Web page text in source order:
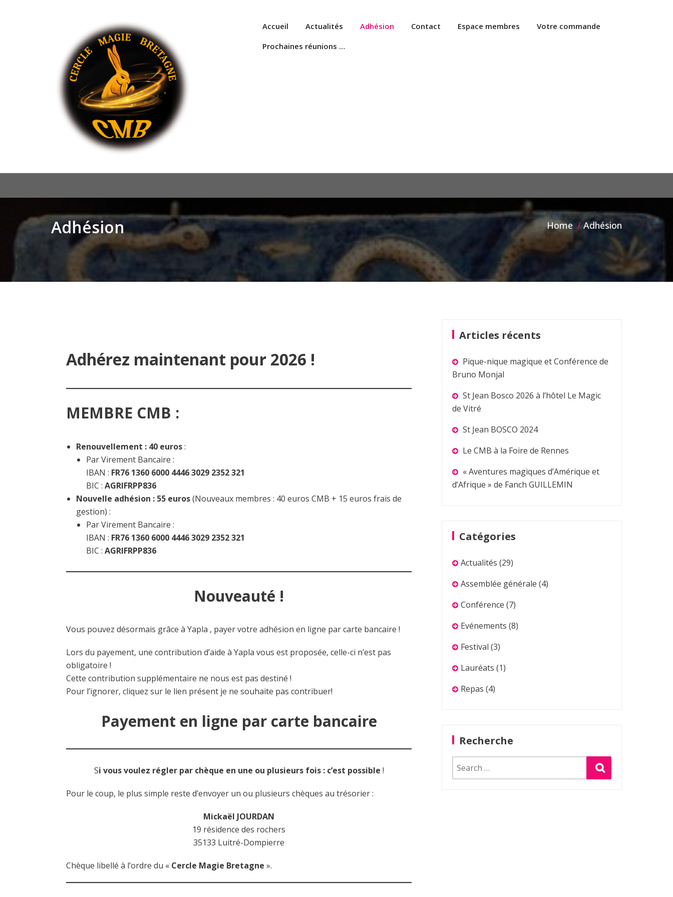
Accueil Actualités Adhésion Contact Espace membres
Votre commande
Prochaines réunions …
Adhésion Home Adhésion
Adhérez maintenant pour 2026 !
MEMBRE CMB :
Renouvellement : 40 euros:
Par Virement Bancaire :
IBAN : FR76 1360 6000 4446 3029 2352 321
BIC : AGRIFRPP836
Nouvelle adhésion : 55 euros(Nouveaux membres : 40 euros CMB + 15 euros frais de
gestion) :
Par Virement Bancaire :
IBAN : FR76 1360 6000 4446 3029 2352 321
BIC : AGRIFRPP836
Nouveauté !
Vous pouvez désormais grâce à Yapla , payer votre adhésion en ligne par carte bancaire !
Lors du payement, une contribution d’aide à Yapla vous est proposée, celle-ci n’est pas
obligatoire !
Cette contribution supplémentaire ne nous est pas destiné !
Pour l’ignorer, cliquez sur le lien présent je ne souhaite pas contribuer!
Payement en ligne par carte bancaire
Si vous voulez régler par chèque en une ou plusieurs fois : c’est possible !
Pour le coup, le plus simple reste d’envoyer un ou plusieurs chèques au trésorier :
Mickaël JOURDAN
19 résidence des rochers
35133 Luitré-Dompierre
Chèque libellé à l’ordre du « Cercle Magie Bretagne ».
Articles récents
Pique-nique magique et Conférence de
Bruno Monjal
St Jean Bosco 2026 à l’hôtel Le Magic
de Vitré
St Jean BOSCO 2024
Le CMB à la Foire de Rennes
« Aventures magiques d’Amérique et
d’Afrique » de Fanch GUILLEMIN
Catégories
Actualités (29)
Assemblée générale (4)
Conférence (7)
Evénements (8)
Festival (3)
Lauréats (1)
Repas (4)
Recherche
Search